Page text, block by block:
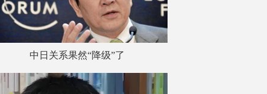
中日关系果然“降级”了